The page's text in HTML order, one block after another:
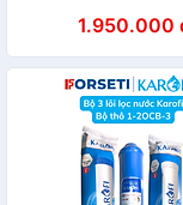
Mỹ và bộ hiệu suất
dành cho máy lọc
Karofi - Hàng chính
1.950.000